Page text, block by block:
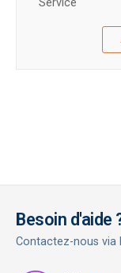
Besoin d'aide
Contactez-nous via